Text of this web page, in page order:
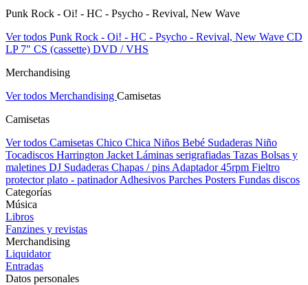
Punk Rock - Oi! - HC - Psycho - Revival, New Wave
Ver todos Punk Rock - Oi! - HC - Psycho - Revival, New Wave CD
LP 7" CS (cassette) DVD / VHS
Merchandising
Ver todos Merchandising Camisetas
Camisetas
Ver todos Camisetas Chico Chica Niños Bebé Sudaderas Niño
Tocadiscos Harrington Jacket Láminas serigrafiadas Tazas Bolsas y
maletines DJ Sudaderas Chapas / pins Adaptador 45rpm Fieltro
protector plato - patinadorAdhesivos Parches Posters Fundas discos
Categorías
Música
Libros
Fanzines y revistas
Merchandising
Liquidator
Entradas
Datos personales